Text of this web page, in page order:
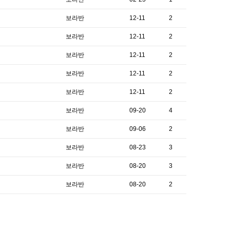
보라반 12-11 2
보라반 12-11 2
보라반 12-11 2
보라반 12-11 2
보라반 12-11 2
보라반 09-20 4
보라반 09-06 2
보라반 08-23 3
보라반 08-20 3
보라반 08-20 2